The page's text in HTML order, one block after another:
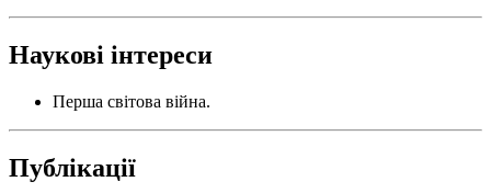
Наукові інтереси
Перша світова війна.
Публікації